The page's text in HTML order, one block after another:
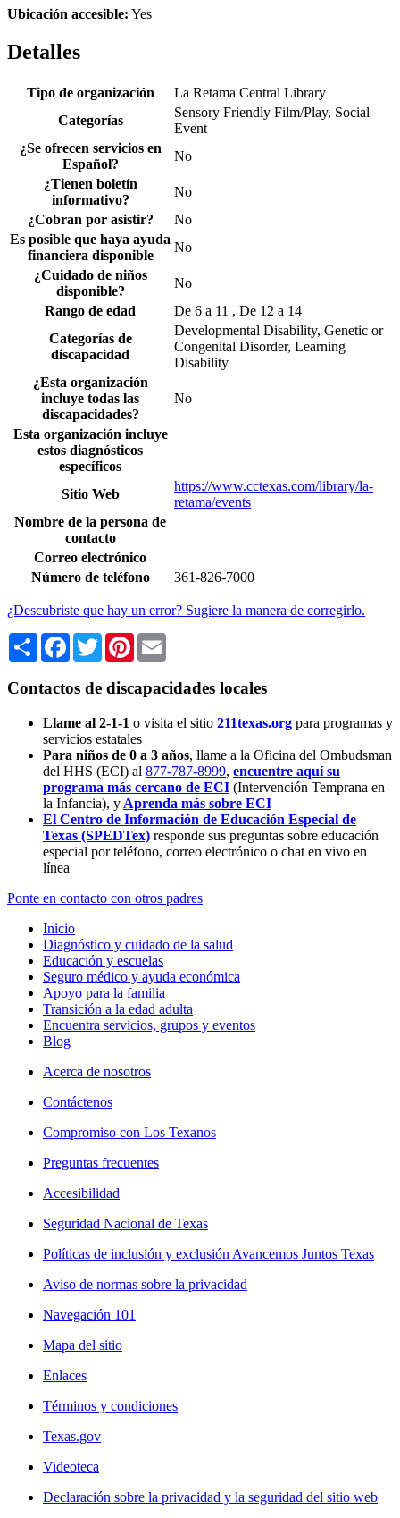
Ubicación accesible: Yes
Detalles
Tipo de organización
La Retama Central Library
Categorías
Sensory Friendly Film/Play, Social
Event
¿Se ofrecen servicios en
Español?
No
¿Tienen boletín
informativo?
No
¿Cobran por asistir?
No
Es posible que haya ayuda
financiera disponible
No
¿Cuidado de niños
disponible?
No
Rango de edad
De 6 a 11 , De 12 a 14
Categorías de
discapacidad
Developmental Disability, Genetic or
Congenital Disorder, Learning
Disability
¿Esta organización
incluye todas las
discapacidades?
No
Esta organización incluye
estos diagnósticos
específicos
Sitio Web
https://www.cctexas.com/library/la-
retama/events
Nombre de la persona de
contacto
Correo electrónico
Número de teléfono
361-826-7000
¿Descubriste que hay un error? Sugiere la manera de corregirlo.
Share Facebook
TwitterPinterest
Contactos de discapacidades locales
Llame al 2-1-1 o visita el sitio 211texas.org para programas y
servicios estatales
Para niños de 0 a 3 años, llame a la Oficina del Ombudsman
del HHS (ECI) al 877-787-8999, encuentre aquí su
programa más cercano de ECI (Intervención Temprana en
la Infancia), y Aprenda más sobre ECI
El Centro de Información de Educación Especial de
Texas (SPEDTex) responde sus preguntas sobre educación
especial por teléfono, correo electrónico o chat en vivo en
línea
Ponte en contacto con otros padres
Inicio
Diagnóstico y cuidado de la salud
Educación y escuelas
Seguro médico y ayuda económica
Apoyo para la familia
Transición a la edad adulta
Encuentra servicios, grupos y eventos
Blog
Acerca de nosotros
Contáctenos
Compromiso con Los Texanos
Preguntas frecuentes
Accesibilidad
Seguridad Nacional de Texas
Políticas de inclusión y exclusión Avancemos Juntos Texas
Aviso de normas sobre la privacidad
Navegación 101
Mapa del sitio
Enlaces
Términos y condiciones
Texas.gov
Videoteca
Declaración sobre la privacidad y la seguridad del sitio web